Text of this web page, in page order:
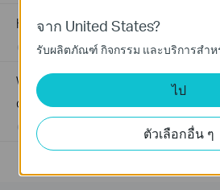
How to Troubleshoot No Internet
06-24-2026 184177views
Why my PoE powered device
connected to the PoE Switch?
10-23-2025 views
จาก United States?
รับผลิตภัณฑ์ กิจกรรม และบริการสำ
ไป
ตัวเลือกอื่น ๆ